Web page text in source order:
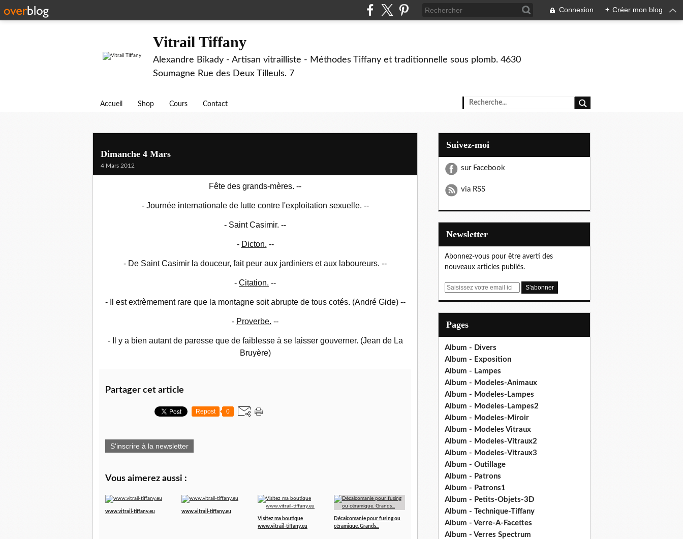
Connexion + Créer mon blog
Vitrail Tiffany
Alexandre Bikady - Artisan vitrailliste - Méthodes Tiffany et traditionnelle sous plomb. 4630
Soumagne Rue des Deux Tilleuls. 7
Accueil Shop Cours Contact
Dimanche 4 Mars
4 Mars 2012
Fête des grands-mères. --
- Journée internationale de lutte contre l'exploitation sexuelle. --
- Saint Casimir. --
- Dicton. --
- De Saint Casimir la douceur, fait peur aux jardiniers et aux laboureurs. --
- Citation. --
- Il est extrèmement rare que la montagne soit abrupte de tous cotés. (André Gide) --
- Proverbe. --
- Il y a bien autant de paresse que de faiblesse à se laisser gouverner. (Jean de La
Bruyère)
Partager cet article
Repost 0
S'inscrire à la newsletter
Vous aimerez aussi :
www.vitrail-tiffany.eu
www.vitrail-tiffany.eu
Visitez ma boutique
www.vitrail-tiffany.eu
Décalcomanie pour fusing ou
céramique. Grands...
Suivez-moi
sur Facebook
via RSS
Newsletter
Abonnez-vous pour être averti des
nouveaux articles publiés.
E
Pages
Album - Divers
Album - Exposition
Album - Lampes
Album - Modeles-Animaux
Album - Modeles-Lampes
Album - Modeles-Lampes2
Album - Modeles-Miroir
Album - Modeles Vitraux
Album - Modeles-Vitraux2
Album - Modeles-Vitraux3
Album - Outillage
Album - Patrons
Album - Patrons1
Album - Petits-Objets-3D
Album - Technique-Tiffany
Album - Verre-A-Facettes
Album - Verres Spectrum